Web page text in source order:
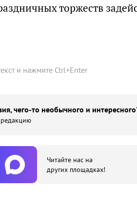
торжеств
и нажмите Ctrl+Enter
чего-то необычного и
Читайте нас на
других площадках!